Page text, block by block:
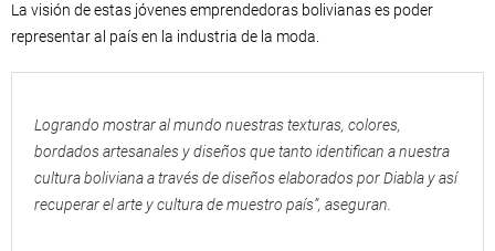
La visión de estas jóvenes emprendedoras bolivianas es poder
representar al país en la industria de la moda.
Logrando mostrar al mundo nuestras texturas, colores,
bordados artesanales y diseños que tanto identifican a nuestra
cultura boliviana a través de diseños elaborados por Diabla y así
recuperar el arte y cultura de muestro país”, aseguran.